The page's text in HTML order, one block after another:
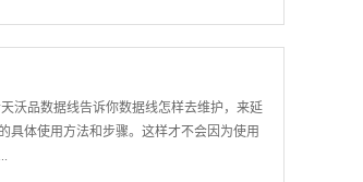
高音量，而造成听觉损害外，专注于听音
沃品数据线告诉你数据线怎样去维护，来延
体使用方法和步骤。这样才不会因为使用